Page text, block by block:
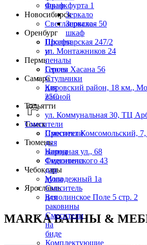
шкаф
Зеркало
Зеркало-
шкаф
Шкафы
и
пеналы
Столы
Стульчики
для
ванной
Смесители
Смесители
для
ванны
Смесители
для
душа
Смеситель
для
раковины
Смесители
на
биде
Комплектующие
Франкфурта 1
Новосибирск
Светлановская 50
Оренбург
Пролетарская 247/2
ул. Монтажников 24
Пермь
Героев Хасана 56
Самара
Кировский район, 18 км.,
25С
Тольятти
ул. Коммунальная 30, ТЦ
Томск
Проспект Комсомольский, 7,
Тюмень
Народная ул., 68
Федюнинского 43
Чебоксары
Молодежный 1а
Ярославль
Всполинское Поле 5 стр. 2
MARKA ВАННЫ &